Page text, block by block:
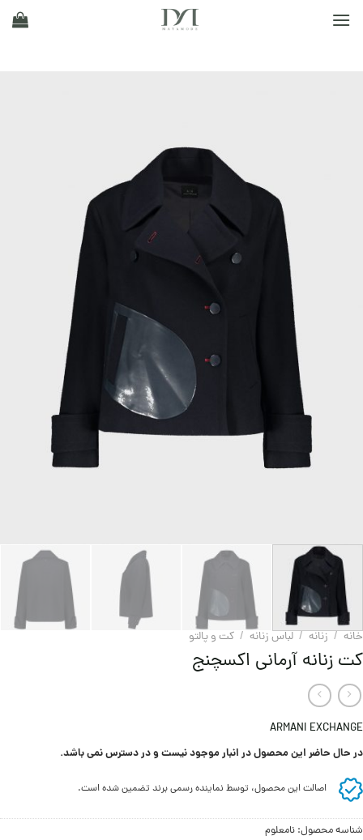
خانه / زنانه / لباس زنانه / کت و پالتو
کت زنانه آرمانی اکسچنج
ARMANI EXCHANGE
در حال حاضر این محصول در انبار موجود نیست و در دسترس نمی باشد.
اصالت این محصول، توسط نماینده رسمی برند تضمین شده است.
شناسه محصول: نامعلوم